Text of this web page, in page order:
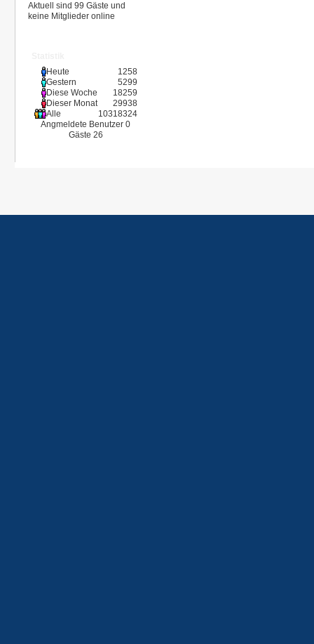
Aktuell sind 99 Gäste und
keine Mitglieder online
Heute
1258
Gestern
5299
Diese Woche
18259
Dieser Monat
29938
Alle
10318324
Angmeldete Benutzer 0
Gäste 26